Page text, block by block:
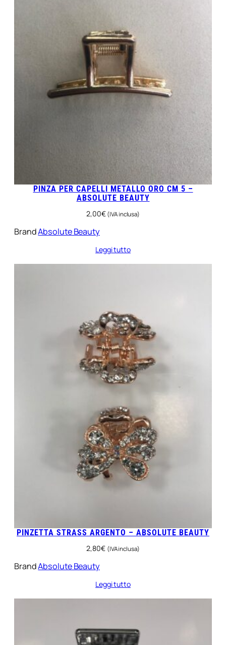
PINZA PER CAPELLI METALLO ORO CM 5 –
ABSOLUTE BEAUTY
2,00€ (IVA inclusa)
BrandAbsolute Beauty
Leggi tutto
PINZETTA STRASS ARGENTO – ABSOLUTE BEAUTY
2,80€ (IVA inclusa)
BrandAbsolute Beauty
Leggi tutto